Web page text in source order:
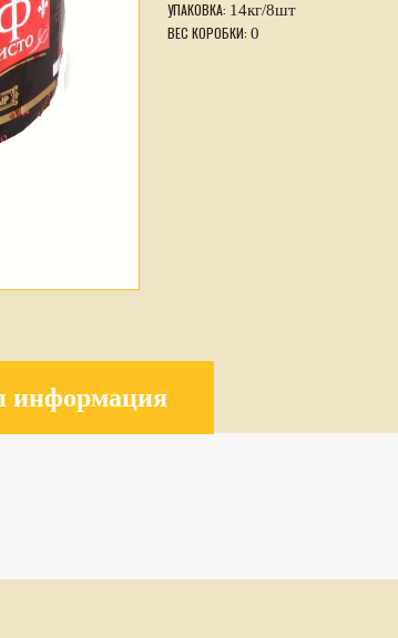
УПАКОВКА: 14кг/8шт
ВЕС КОРОБКИ: 0
информация